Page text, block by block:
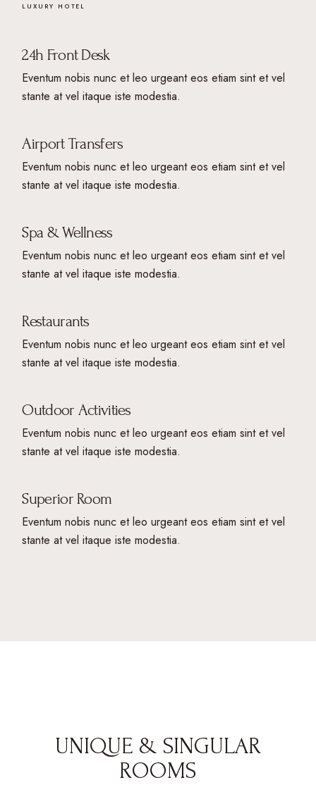
LUXURY HOTEL
24h Front Desk
Eventum nobis nunc et leo urgeant eos etiam sint et vel
stante at vel itaque iste modestia.
Airport Transfers
Eventum nobis nunc et leo urgeant eos etiam sint et vel
stante at vel itaque iste modestia.
Spa & Wellness
Eventum nobis nunc et leo urgeant eos etiam sint et vel
stante at vel itaque iste modestia.
Restaurants
Eventum nobis nunc et leo urgeant eos etiam sint et vel
stante at vel itaque iste modestia.
Outdoor Activities
Eventum nobis nunc et leo urgeant eos etiam sint et vel
stante at vel itaque iste modestia.
Superior Room
Eventum nobis nunc et leo urgeant eos etiam sint et vel
stante at vel itaque iste modestia.
UNIQUE & SINGULAR
ROOMS